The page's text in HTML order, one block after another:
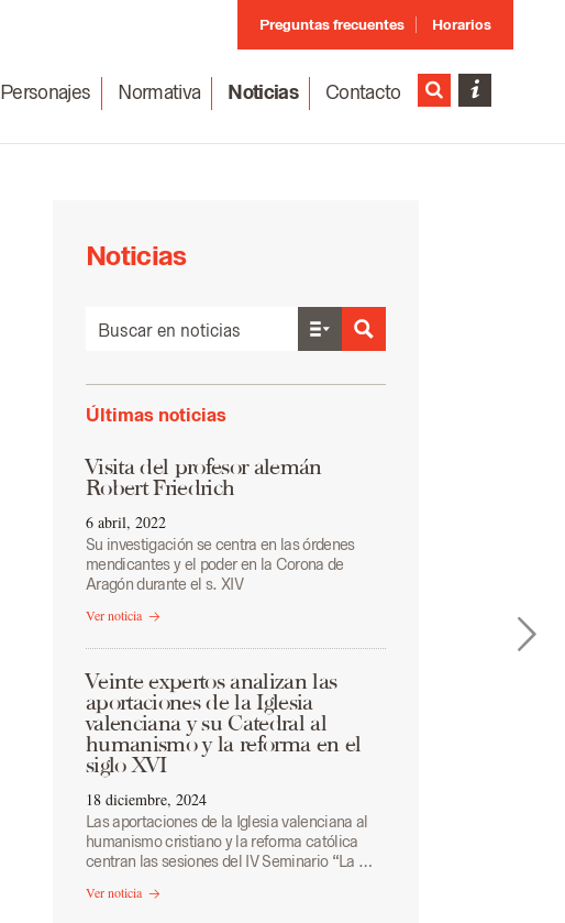
Preguntas frecuentes Horarios
Personajes Normativa Noticias Contacto
Noticias
Últimas noticias
Visita del profesor alemán
Robert Friedrich
6 abril, 2022
Su investigación se centra en las órdenes
mendicantes y el poder en la Corona de
Aragón durante el s. XIV
Ver noticia
Veinte expertos analizan las
aportaciones de la Iglesia
valenciana y su Catedral al
humanismo y la reforma en el
siglo XVI
18 diciembre, 2024
Las aportaciones de la Iglesia valenciana al
humanismo cristiano y la reforma católica
centran las sesiones del IV Seminario “La …
Ver noticia